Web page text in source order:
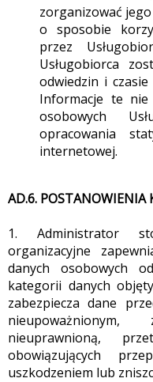
zorganizować
o sposobie
przez
Usługobiorca
odwiedzin i
Informacje te nie
osobowych
opracowania
internetowej.
AD.6. POSTANOWIENIA
1. Administrator
organizacyjne
danych osobowych
kategorii danych
zabezpiecza dane
nieuprawnioną,
obowiązujących
uszkodzeniem lub